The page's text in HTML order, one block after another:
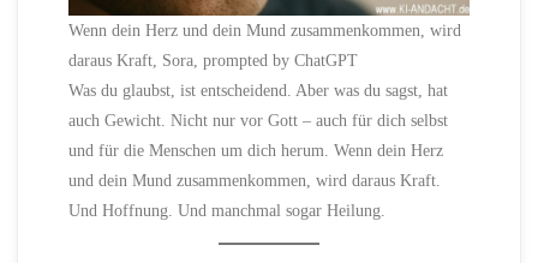
Wenn dein Herz und dein Mund zusammenkommen, wird
daraus Kraft, Sora, prompted by ChatGPT
Was du glaubst, ist entscheidend. Aber was du sagst, hat
auch Gewicht. Nicht nur vor Gott – auch für dich selbst
und für die Menschen um dich herum. Wenn dein Herz
und dein Mund zusammenkommen, wird daraus Kraft.
Und Hoffnung. Und manchmal sogar Heilung.